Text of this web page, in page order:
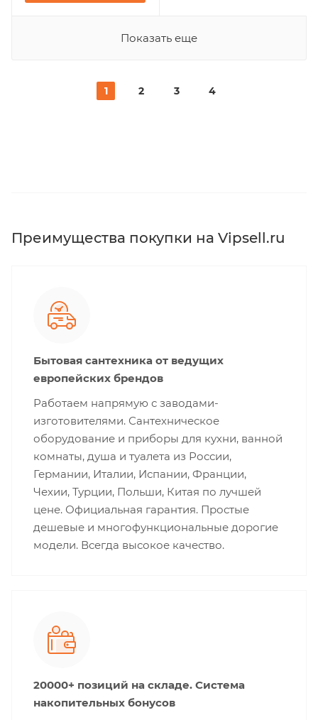
Показать еще
1 2 3 4
Преимущества покупки на Vipsell.ru
Бытовая сантехника от ведущих
европейских брендов
Работаем напрямую с заводами-
изготовителями. Сантехническое
оборудование и приборы для кухни, ванной
комнаты, душа и туалета из России,
Германии, Италии, Испании, Франции,
Чехии, Турции, Польши, Китая по лучшей
цене. Официальная гарантия. Простые
дешевые и многофункциональные дорогие
модели. Всегда высокое качество.
20000+ позиций на складе. Система
накопительных бонусов